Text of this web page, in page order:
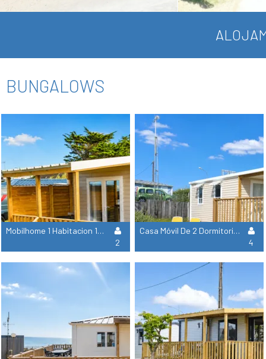
BUNGALOWS
Mobilhome 1 Habitacion 16M² - No Vista Al Mar
2
Casa Móvil De 2 Dormitorios Al Borde De La Carretera
4